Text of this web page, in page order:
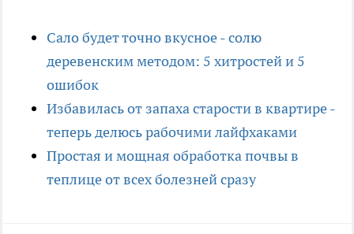
Сало будет точно вкусное - солю
деревенским методом: 5 хитростей и 5
ошибок
Избавилась от запаха старости в квартире -
теперь делюсь рабочими лайфхаками
Простая и мощная обработка почвы в
теплице от всех болезней сразу